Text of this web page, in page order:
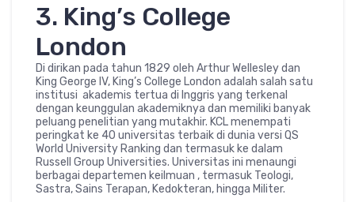
3. King’s College
London
Di dirikan pada tahun 1829 oleh Arthur Wellesley dan
King George IV, King’s College London adalah salah satu
institusi akademis tertua di Inggris yang terkenal
dengan keunggulan akademiknya dan memiliki banyak
peluang penelitian yang mutakhir. KCL menempati
peringkat ke 40 universitas terbaik di dunia versi QS
World University Ranking dan termasuk ke dalam
Russell Group Universities. Universitas ini menaungi
berbagai departemen keilmuan , termasuk Teologi,
Sastra, Sains Terapan, Kedokteran, hingga Militer.